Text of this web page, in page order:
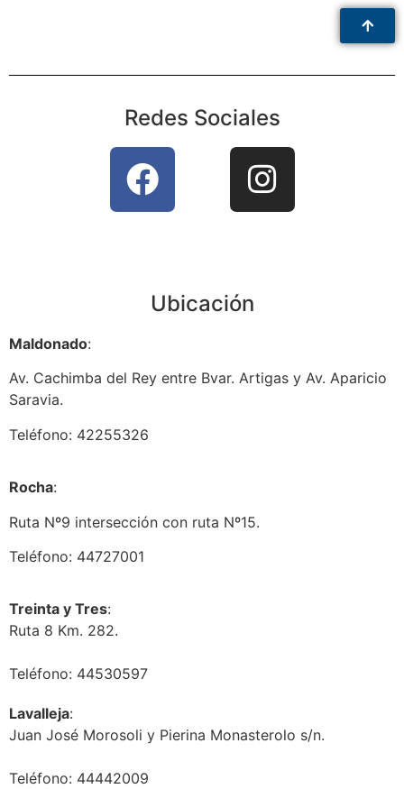
Redes Sociales
Ubicación
Maldonado:
Av. Cachimba del Rey entre Bvar. Artigas y Av. Aparicio
Saravia.
Teléfono: 42255326
Rocha:
Ruta Nº9 intersección con ruta Nº15.
Teléfono: 44727001
Treinta y Tres:
Ruta 8 Km. 282.
Teléfono: 44530597
Lavalleja:
Juan José Morosoli y Pierina Monasterolo s/n.
Teléfono: 44442009